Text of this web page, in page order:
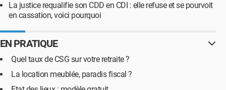
La justice requalifie son CDD en CDI : elle refuse et se pourvoit
en cassation, voici pourquoi
EN PRATIQUE
Quel taux de CSG sur votre retraite ?
La location meublée, paradis fiscal ?